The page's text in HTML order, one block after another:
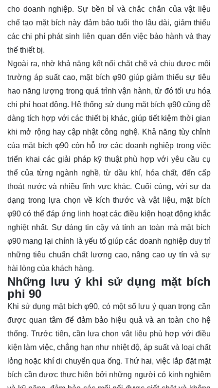
cho doanh nghiệp. Sự bền bỉ và chắc chắn của vật liệu
chế tạo mặt bích này đảm bảo tuổi thọ lâu dài, giảm thiểu
các chi phí phát sinh liên quan đến việc bảo hành và thay
thế thiết bị.
Ngoài ra, nhờ khả năng kết nối chặt chẽ và chịu được môi
trường áp suất cao, mặt bích φ90 giúp giảm thiểu sự tiêu
hao năng lượng trong quá trình vận hành, từ đó tối ưu hóa
chi phí hoạt động. Hệ thống sử dụng mặt bích φ90 cũng dễ
dàng tích hợp với các thiết bị khác, giúp tiết kiệm thời gian
khi mở rộng hay cập nhật công nghệ. Khả năng tùy chỉnh
của mặt bích φ90 còn hỗ trợ các doanh nghiệp trong việc
triển khai các giải pháp kỹ thuật phù hợp với yêu cầu cụ
thể của từng ngành nghề, từ dầu khí, hóa chất, đến cấp
thoát nước và nhiều lĩnh vực khác. Cuối cùng, với sự đa
dạng trong lựa chọn về kích thước và vật liệu, mặt bích
φ90 có thể đáp ứng linh hoạt các điều kiện hoạt động khắc
nghiệt nhất. Sự đáng tin cậy và tính an toàn mà mặt bích
φ90 mang lại chính là yếu tố giúp các doanh nghiệp duy trì
những tiêu chuẩn chất lượng cao, nâng cao uy tín và sự
hài lòng của khách hàng.
Những lưu ý khi sử dụng mặt bích
phi 90
Khi sử dụng mặt bích φ90, có một số lưu ý quan trọng cần
được quan tâm để đảm bảo hiệu quả và an toàn cho hệ
thống. Trước tiên, cần lựa chọn vật liệu phù hợp với điều
kiện làm việc, chẳng hạn như nhiệt độ, áp suất và loại chất
lỏng hoặc khí di chuyển qua ống. Thứ hai, việc lắp đặt mặt
bích cần được thực hiện bởi những người có kinh nghiệm